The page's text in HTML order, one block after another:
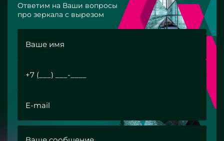
Ответим на Ваши вопросы
про зеркала с вырезом